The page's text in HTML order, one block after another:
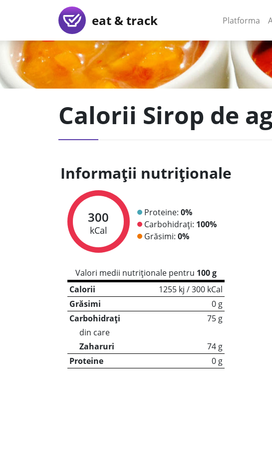
eat & track Platforma
Calorii Sirop de
Informații nutriționale
300
kCal
Proteine: 0%
Carbohidrați: 100%
Grăsimi: 0%
Valori medii nutriționale pentru 100 g
Calorii
1255 kj / 300 kCal
Grăsimi
0 g
Carbohidrați
75 g
din care
Zaharuri
74 g
Proteine
0 g